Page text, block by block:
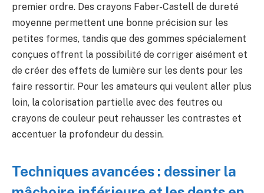
premier ordre. Des crayons Faber-Castell de dureté
moyenne permettent une bonne précision sur les
petites formes, tandis que des gommes spécialement
conçues offrent la possibilité de corriger aisément et
de créer des effets de lumière sur les dents pour les
faire ressortir. Pour les amateurs qui veulent aller plus
loin, la colorisation partielle avec des feutres ou
crayons de couleur peut rehausser les contrastes et
accentuer la profondeur du dessin.
Techniques avancées : dessiner la